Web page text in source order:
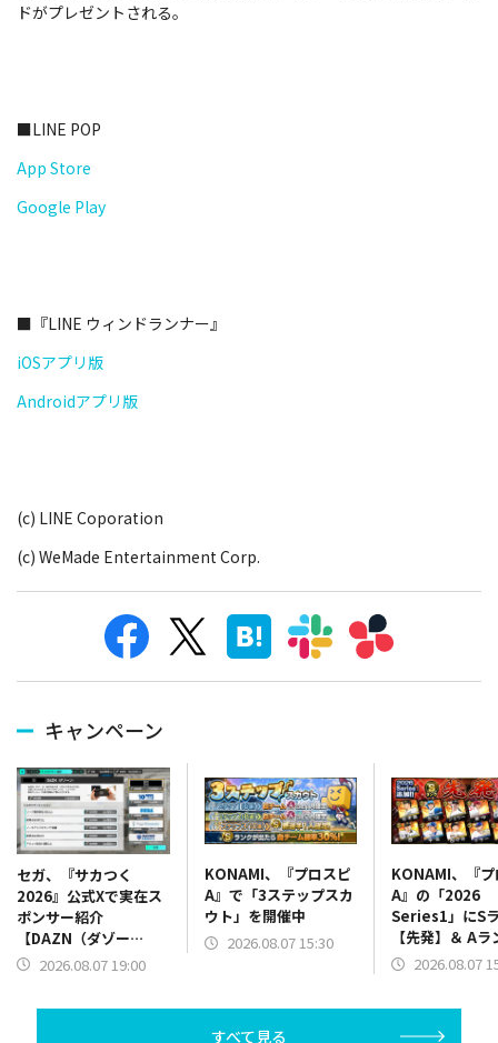
ドがプレゼントされる。
■LINE POP
App Store
Google Play
■『LINE ウィンドランナー』
iOSアプリ版
Androidアプリ版
(c) LINE Coporation
(c) WeMade Entertainment Corp.
キャンペーン
セガ、『サカつく
2026』公式Xで実在ス
ポンサー紹介
【DAZN（ダゾー
ン）】篇をポスト
2026.08.07 19:00
KONAMI、『プロスピ
A』で「3ステップスカ
ウト」を開催中
2026.08.07 15:30
KONAMI、『
A』の「2026
Series1」にS
【先発】＆ Aラ
【野手】新登
2026.08.07
すべて見る